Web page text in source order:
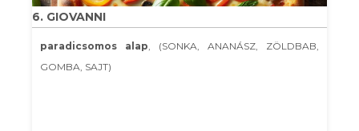
6. GIOVANNI
paradicsomos alap, (SONKA, ANANÁSZ, ZÖLDBAB,
GOMBA, SAJT)